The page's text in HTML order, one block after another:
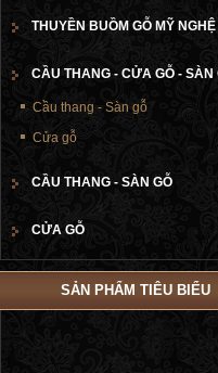
THUYỀN BUỒM GỖ MỸ NGHỆ
CẦU THANG - CỬA GỖ - SÀN
Cầu thang - Sàn gỗ
Cửa gỗ
CẦU THANG - SÀN GỖ
CỬA GỖ
SẢN PHẨM TIÊU BIỂU